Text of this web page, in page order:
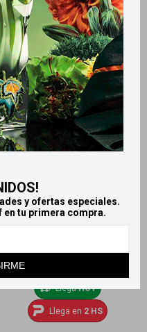
y ofertas especiales.
en tu primera compra.
Pomada de caléndula
Homeopatía Alemana 40 g
$ 564
LlegaHOY
Llega en 2 HS